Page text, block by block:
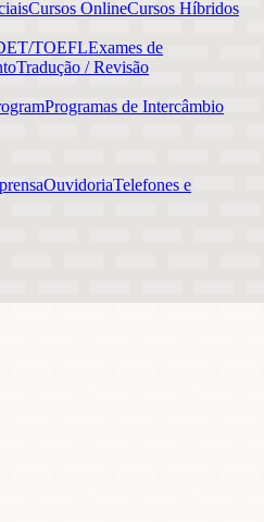
Cursos OnlineCursos Híbridos
TOEFLExames de
Tradução / Revisão
Programas de Intercâmbio
OuvidoriaTelefones e